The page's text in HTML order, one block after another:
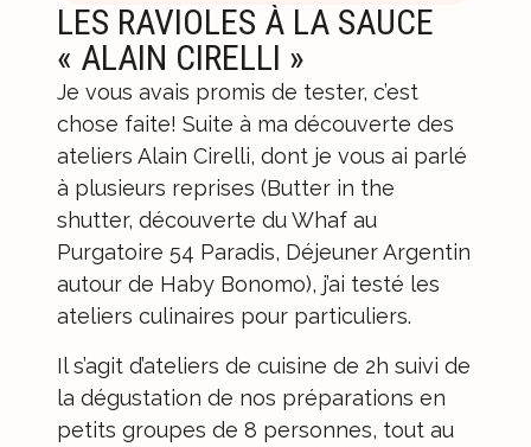
LES RAVIOLES À LA SAUCE
« ALAIN CIRELLI »
Je vous avais promis de tester, c’est
chose faite! Suite à ma découverte des
ateliers Alain Cirelli, dont je vous ai parlé
à plusieurs reprises (Butter in the
shutter, découverte du Whaf au
Purgatoire 54 Paradis, Déjeuner Argentin
autour de Haby Bonomo), j’ai testé les
ateliers culinaires pour particuliers.
Il s’agit d’ateliers de cuisine de 2h suivi de
la dégustation de nos préparations en
petits groupes de 8 personnes, tout au